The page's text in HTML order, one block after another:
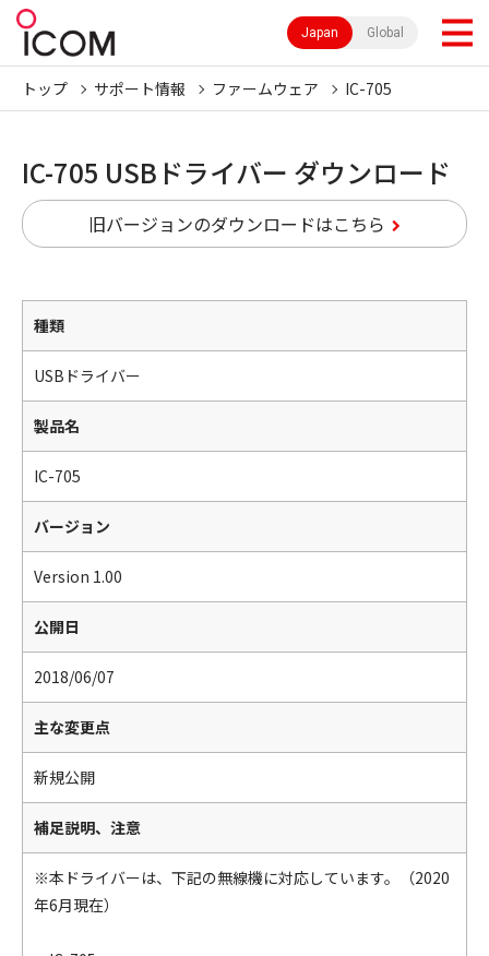
Japan Global
トップ サポート情報 ファームウェア IC-705
IC-705 USBドライバー ダウンロード
旧バージョンのダウンロードはこちら
種類
USBドライバー
製品名
IC-705
バージョン
Version 1.00
公開日
2018/06/07
主な変更点
新規公開
補足説明、注意
※本ドライバーは、下記の無線機に対応しています。（2020
年6月現在）